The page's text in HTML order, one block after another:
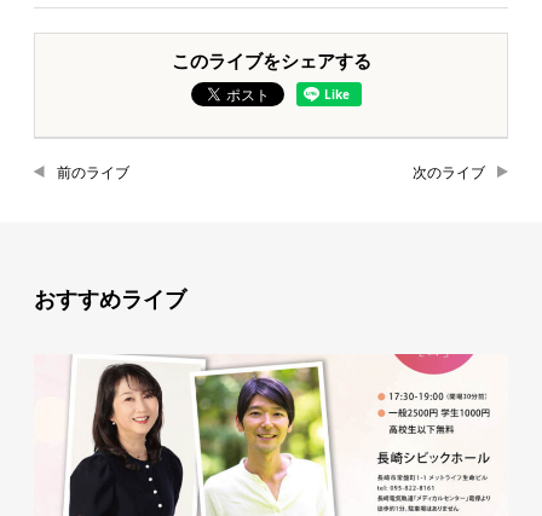
このライブをシェアする
前のライブ 次のライブ
おすすめライブ